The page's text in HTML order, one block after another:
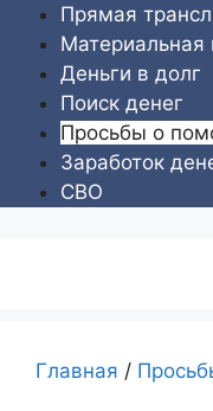
Перейти
содержимому
Прямая
Деньги в долг
Поиск денег
Просьбы о
Заработок
СВО
Главная /